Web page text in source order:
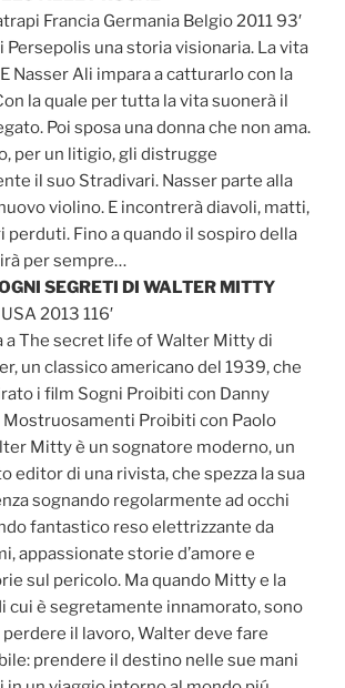
Francia Germania Belgio 2011 93′
Persepolis una storia visionaria. La vita
Nasser Ali impara a catturarlo con la
la quale per tutta la vita suonerà il
Poi sposa una donna che non ama.
per un litigio, gli distrugge
il suo Stradivari. Nasser parte alla
violino. E incontrerà diavoli, matti,
perduti. Fino a quando il sospiro della
per sempre…
SEGRETI DI WALTER MITTY
2013 116′
a The secret life of Walter Mitty di
un classico americano del 1939, che
i film Sogni Proibiti con Danny
Mostruosamenti Proibiti con Paolo
Mitty è un sognatore moderno, un
editor di una rivista, che spezza la sua
sognando regolarmente ad occhi
fantastico reso elettrizzante da
appassionate storie d’amore e
sul pericolo. Ma quando Mitty e la
cui è segretamente innamorato, sono
il lavoro, Walter deve fare
prendere il destino nelle sue mani